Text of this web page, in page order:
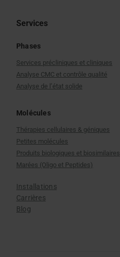
Services
Phases
Services précliniques et cliniques
Analyse CMC et contrôle qualité
Analyse de l’état solide
Molécules
Thérapies cellulaires & géniques
Petites molécules
Produits biologiques et biosimilaires
Marées (Oligo et Peptides)
Installations
Carrières
Blog